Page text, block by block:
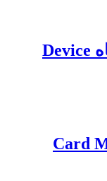
پروژه افترافکت موکاپ دستگاه Device